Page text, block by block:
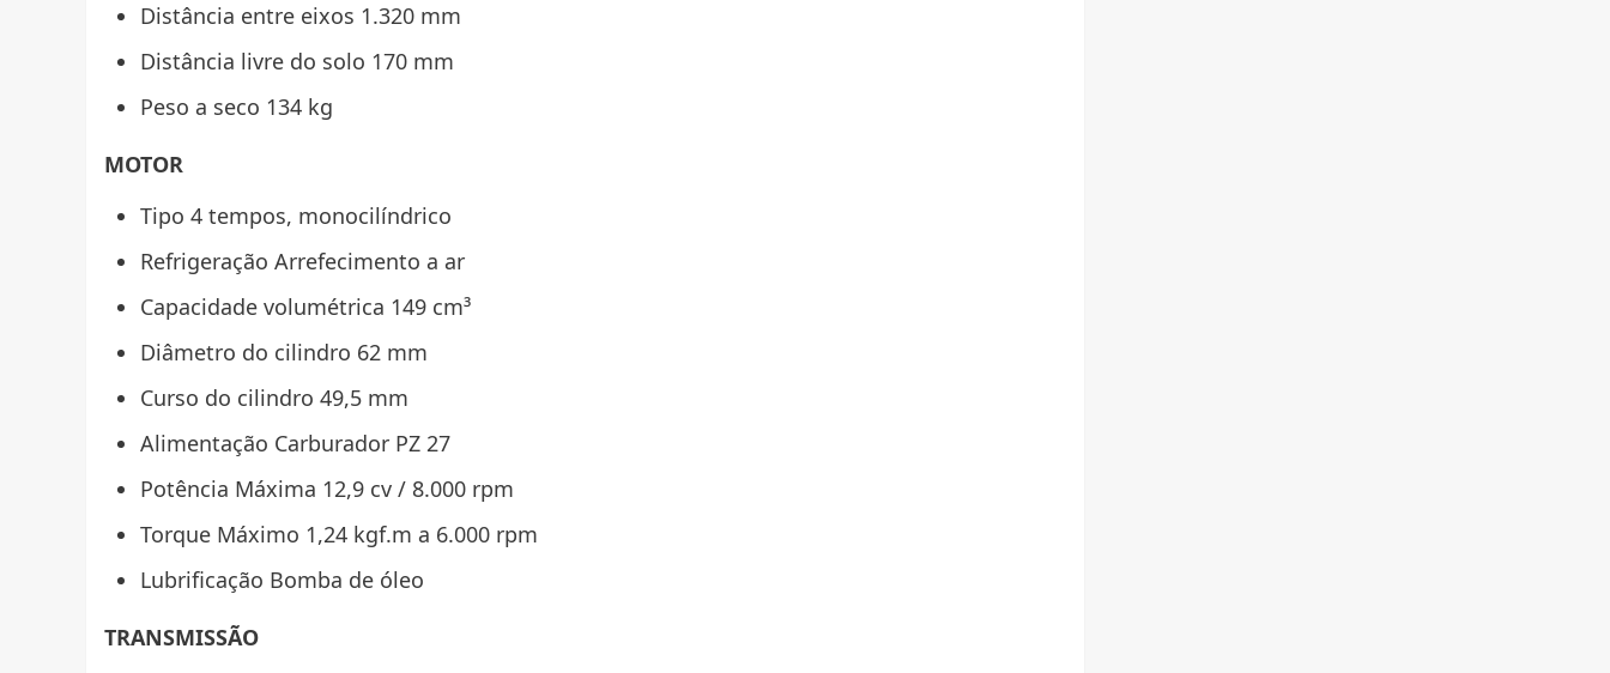
Distância entre eixos 1.320 mm
Distância livre do solo 170 mm
Peso a seco 134 kg
MOTOR
Tipo 4 tempos, monocilíndrico
Refrigeração Arrefecimento a ar
Capacidade volumétrica 149 cm³
Diâmetro do cilindro 62 mm
Curso do cilindro 49,5 mm
Alimentação Carburador PZ 27
Potência Máxima 12,9 cv / 8.000 rpm
Torque Máximo 1,24 kgf.m a 6.000 rpm
Lubrificação Bomba de óleo
TRANSMISSÃO